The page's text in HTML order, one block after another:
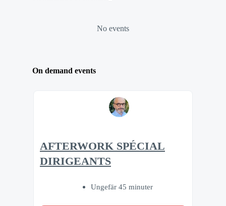
No events
On demand events
AFTERWORK SPÉCIAL
DIRIGEANTS
Ungefär 45 minuter